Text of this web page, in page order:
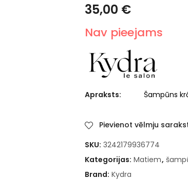
35,00 €
Nav pieejams
Apraksts: Šampūns
Pievienot vēlmju
SKU: 3242179936774
Kategorijas: Matiem,
Brand: Kydra